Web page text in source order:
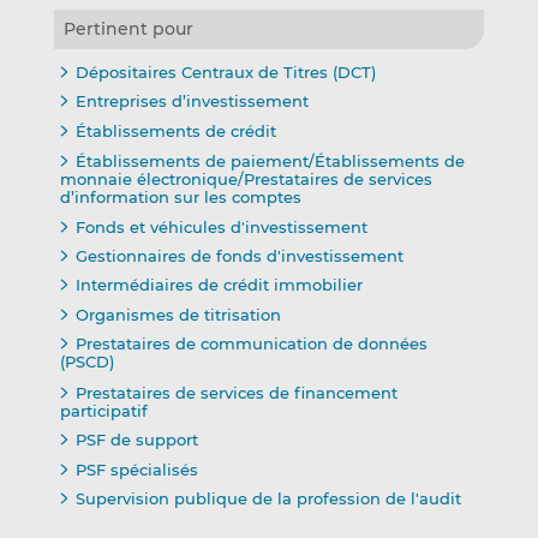
Pertinent pour
Dépositaires Centraux de Titres (DCT)
Entreprises d’investissement
Établissements de crédit
Établissements de paiement/Établissements de
monnaie électronique/Prestataires de services
d’information sur les comptes
Fonds et véhicules d'investissement
Gestionnaires de fonds d'investissement
Intermédiaires de crédit immobilier
Organismes de titrisation
Prestataires de communication de données
(PSCD)
Prestataires de services de financement
participatif
PSF de support
PSF spécialisés
Supervision publique de la profession de l'audit